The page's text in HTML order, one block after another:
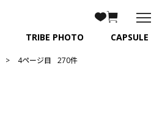
TRIBE PHOTO CAPSULE
4ページ目 270件